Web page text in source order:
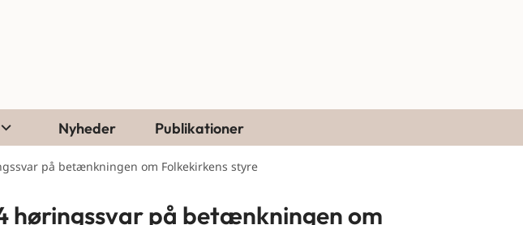
Nyheder Publikationer
på betænkningen om Folkekirkens styre
høringssvar på betænkningen om